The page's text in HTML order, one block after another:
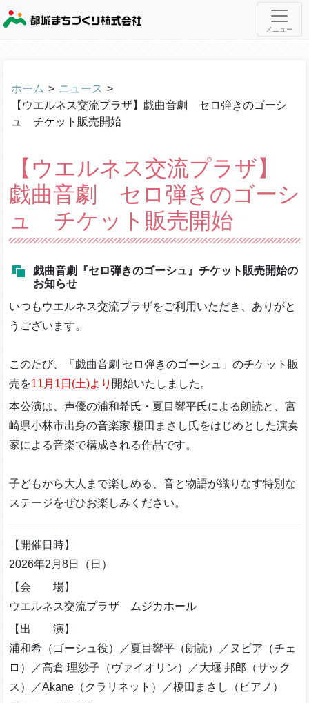
メニュー
ホーム > ニュース >
【ウエルネス交流プラザ】戯曲音劇 セロ弾きのゴーシ
ュ チケット販売開始
【ウエルネス交流プラザ】
戯曲音劇 セロ弾きのゴーシ
ュ チケット販売開始
戯曲音劇『セロ弾きのゴーシュ』チケット販売開始の
お知らせ
いつもウエルネス交流プラザをご利用いただき、ありがと
うございます。
このたび、「戯曲音劇 セロ弾きのゴーシュ」のチケット販
売を11月1日(土)より 開始いたしました。
本公演は、声優の浦和希氏・夏目響平氏による朗読と、宮
崎県小林市出身の音楽家 榎田まさし氏をはじめとした演奏
家による音楽で構成される作品です。
子どもから大人まで楽しめる、音と物語が織りなす特別な
ステージをぜひお楽しみください。
【開催日時】
2026年2月8日（日）
【会 場】
ウエルネス交流プラザ ムジカホール
【出 演】
浦和希（ゴーシュ役）／夏目響平（朗読）／ヌビア（チェ
ロ）／高倉 理紗子（ヴァイオリン）／大堰 邦郎（サック
ス）／Akane（クラリネット）／榎田まさし（ピアノ）